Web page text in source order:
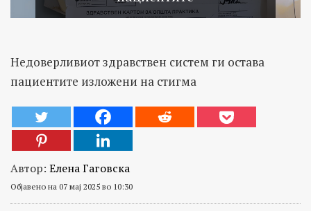
Недоверливиот здравствен систем ги остава
пациентите изложени на стигма
Автор: Елена Гаговска
Објавено на 07 мај 2025 во 10:30